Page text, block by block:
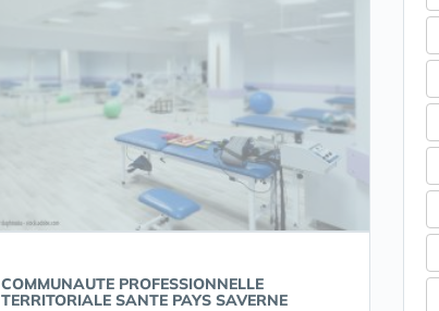
COMMUNAUTE PROFESSIONNELLE
TERRITORIALE SANTE PAYS SAVERNE